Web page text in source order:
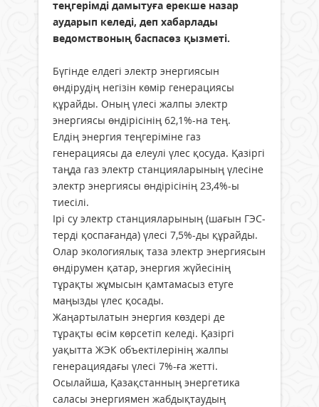
теңгерімді дамытуға ерекше назар
аударып келеді, деп хабарлады
ведомствоның баспасөз қызметі.
Бүгінде елдегі электр энергиясын
өндірудің негізін көмір генерациясы
құрайды. Оның үлесі жалпы электр
энергиясы өндірісінің 62,1%-на тең.
Елдің энергия теңгеріміне газ
генерациясы да елеулі үлес қосуда. Қазіргі
таңда газ электр станцияларының үлесіне
электр энергиясы өндірісінің 23,4%-ы
тиесілі.
Ірі су электр станцияларының (шағын ГЭС-
терді қоспағанда) үлесі 7,5%-ды құрайды.
Олар экологиялық таза электр энергиясын
өндірумен қатар, энергия жүйесінің
тұрақты жұмысын қамтамасыз етуге
маңызды үлес қосады.
Жаңартылатын энергия көздері де
тұрақты өсім көрсетіп келеді. Қазіргі
уақытта ЖЭК объектілерінің жалпы
генерациядағы үлесі 7%-ға жетті.
Осылайша, Қазақстанның энергетика
саласы энергиямен жабдықтаудың